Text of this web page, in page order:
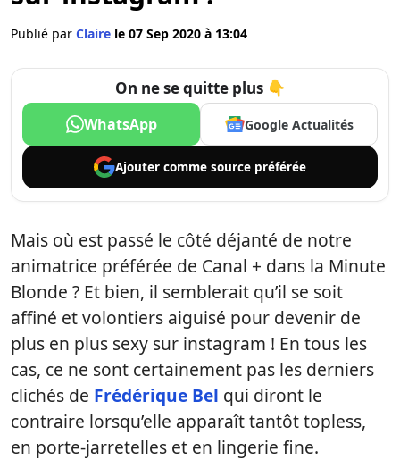
Publié par Claire le 07 Sep 2020 à 13:04
On ne se quitte plus 👇
WhatsApp Google Actualités
Ajouter comme source préférée
Mais où est passé le côté déjanté de notre
animatrice préférée de Canal + dans la Minute
Blonde ? Et bien, il semblerait qu’il se soit
affiné et volontiers aiguisé pour devenir de
plus en plus sexy sur instagram ! En tous les
cas, ce ne sont certainement pas les derniers
clichés de Frédérique Bel qui diront le
contraire lorsqu’elle apparaît tantôt topless,
en porte-jarretelles et en lingerie fine.